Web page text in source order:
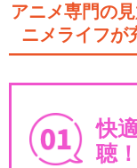
アニメ専門の
ニメライフが
快
聴！